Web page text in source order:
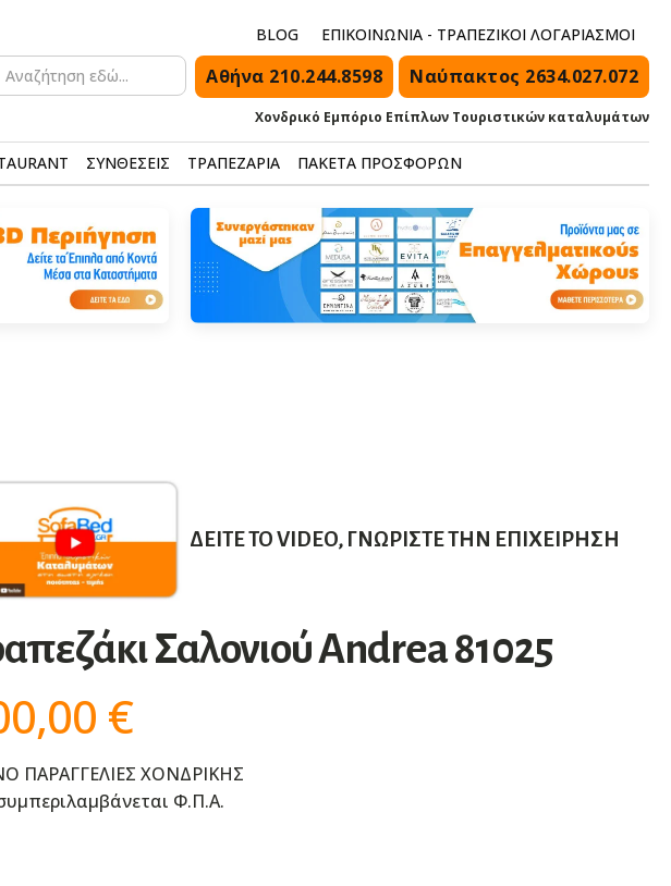
for:
BLOG ΕΠΙΚΟΙΝΩΝΙΑ - ΤΡΑΠΕΖΙΚΟΙ ΛΟΓΑΡΙΑΣΜΟΙ
Αθήνα 210.244.8598 Ναύπακτος 2634.027.072
Χονδρικό Εμπόριο Επίπλων Τουριστικών καταλυμάτων
ΣΥΝΘΕΣΕΙΣ ΤΡΑΠΕΖΑΡΙΑ ΠΑΚΕΤΑ ΠΡΟΣΦΟΡΩΝ
ΔΕΊΤΕ ΤΟ VIDEO, ΓΝΩΡΊΣΤΕ ΤΗΝ ΕΠΙΧΕΊΡΗΣΗ
Σαλονιού Andrea 81025
€
ΠΑΡΑΓΓΕΛΙΕΣ ΧΟΝΔΡΙΚΗΣ
Φ.Π.Α.